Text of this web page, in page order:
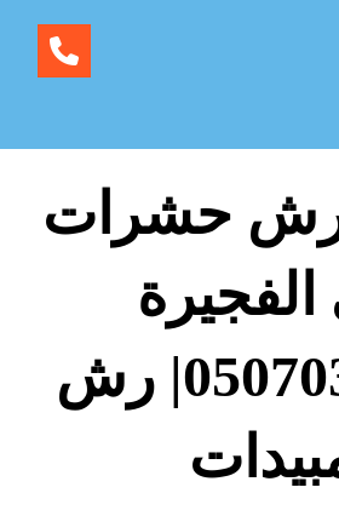
حشرات
|0507036261| رش